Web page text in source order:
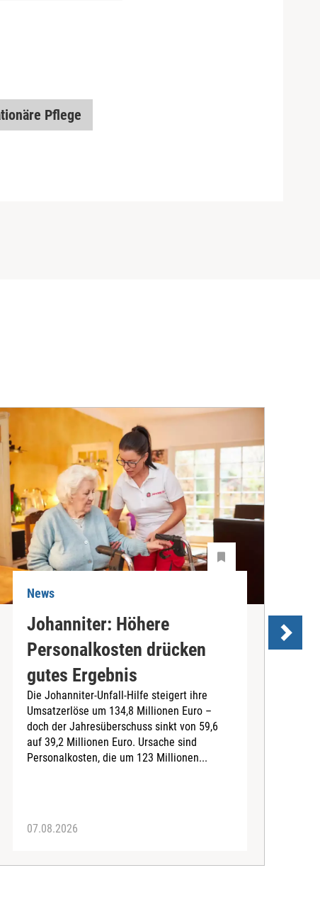
Pflege
News
Johanniter: Höhere
Personalkosten drücken
gutes Ergebnis
Die Johanniter-Unfall-Hilfe steigert ihre
Umsatzerlöse um 134,8 Millionen Euro –
doch der Jahresüberschuss sinkt von 59,6
auf 39,2 Millionen Euro. Ursache sind
Personalkosten, die um 123 Millionen...
07.08.2026